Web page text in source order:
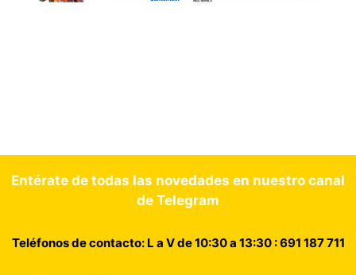
Entérate de todas las novedades en nuestro canal
de Telegram
Teléfonos de contacto: L a V de 10:30 a 13:30 : 691 187 711